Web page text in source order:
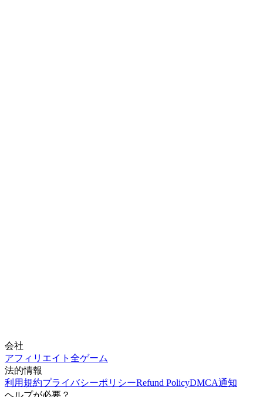
会社
アフィリエイト 全ゲーム
法的情報
利用規約プライバシーポリシーRefund PolicyDMCA通知